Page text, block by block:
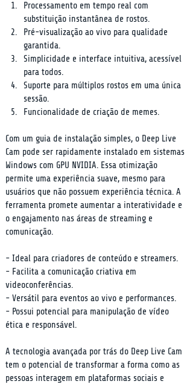
Processamento em tempo real com
substituição instantânea de rostos.
Pré-visualização ao vivo para qualidade
garantida.
Simplicidade e interface intuitiva, acessível
para todos.
Suporte para múltiplos rostos em uma única
sessão.
Funcionalidade de criação de memes.
Com um guia de instalação simples, o Deep Live
Cam pode ser rapidamente instalado em sistemas
Windows com GPU NVIDIA. Essa otimização
permite uma experiência suave, mesmo para
usuários que não possuem experiência técnica. A
ferramenta promete aumentar a interatividade e
o engajamento nas áreas de streaming e
comunicação.
- Ideal para criadores de conteúdo e streamers.
- Facilita a comunicação criativa em
videoconferências.
- Versátil para eventos ao vivo e performances.
- Possui potencial para manipulação de vídeo
ética e responsável.
A tecnologia avançada por trás do Deep Live Cam
tem o potencial de transformar a forma como as
pessoas interagem em plataformas sociais e